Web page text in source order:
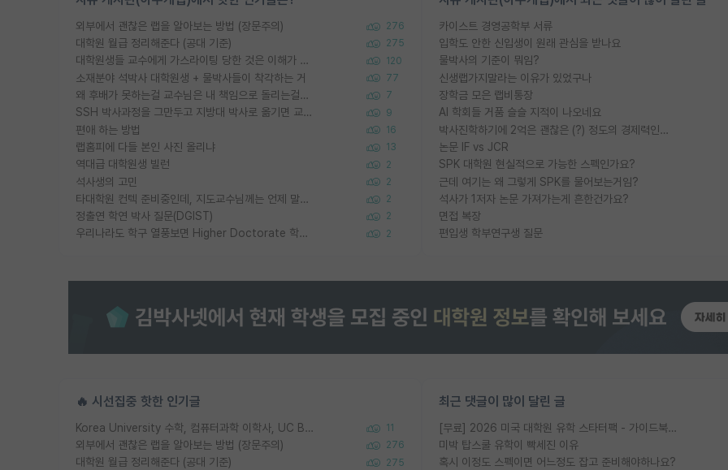
외부에서 괜찮은 랩을 알아보는 방법 (장문주의) 276
대학원 월급 정리해준다 (공대 기준) 275
대학원생들 교수에게 가스라이팅 당한 것은 이해가 갑니다. 안타깝네요. 120
소재분야 석박사 대학원생 + 물박사들이 착각하는 거 77
왜 후배가 못하는걸 교수님은 내 책임으로 돌리는걸까요? 7
SSH 박사과정을 그만두고 지방대 박사로 옮기면 교수의 꿈은 끝일까요? 9
편애 하는 방법 16
랩홈피에 다들 본인 사진 올리냐 13
역대급 대학원생 빌런 2
석사생의 고민 2
타대학원 컨텍 준비중인데, 지도교수님께는 언제 말씀드려야 할까요? 2
정출연 학연 박사 질문(DGIST) 2
우리나라도 학구 열풍보면 Higher Doctorate 학위가 필요하다고 봅니다. 2
카이스트 경영공학부 서류
입학도 안한 신입생이 원래 관심을 받나요
물박사의 기준이 뭐임?
신생랩가지말라는 이유가 있었구나
장학금 모은 랩비통장
AI 학회들 거품 슬슬 지적이 나오네요
박사진학하기에 2억은 괜찮은 (?) 정도의 경제력인가요
논문 IF vs JCR
SPK 대학원 현실적으로 가능한 스펙인가요?
근데 여기는 왜 그렇게 SPK를 물어보는거임?
석사가 1저자 논문 가져가는게 흔한건가요?
면접 복장
편입생 학부연구생 질문
🔥 시선집중 핫한 인기글
Korea University 수학, 컴퓨터과학 이학사, UC Berkeley 산업공학 대학원 공학박사가 되는 것은 쉽지 않겠죠? 11
외부에서 괜찮은 랩을 알아보는 방법 (장문주의) 276
대학원 월급 정리해준다 (공대 기준) 275
최근 댓글이 많이 달린 글
[무료] 2026 미국 대학원 유학 스타터팩 - 가이드북 & 합격자 컨택메일 템플릿
미박 탑스쿨 유학이 빡세진 이유
혹시 이정도 스펙이면 어느정도 잡고 준비해야하나요?